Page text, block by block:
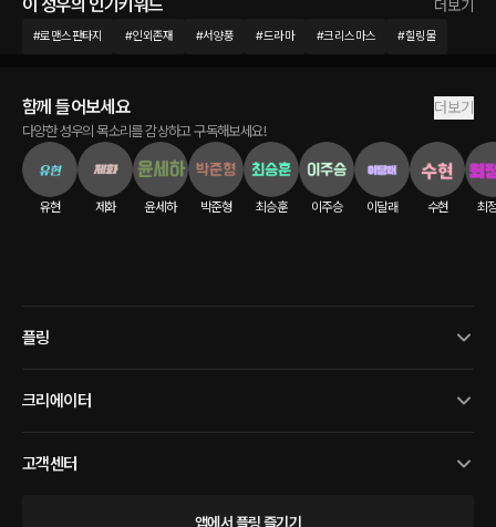
이 성우의 인기키워드 더보기
#로맨스판타지 #인외존재 #서양풍 #드라마 #크리스마스 #힐링물
함께 들어보세요 더보기
다양한 성우의 목소리를 감상하고 구독해보세요!
유현 제화 윤세하 박준형 최승훈 이주승 이달래 수현 최
플링
크리에이터
고객센터
앱에서 플링 즐기기